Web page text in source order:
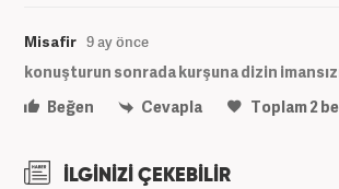
Misafir 9 ay önce
konuşturun sonrada kurşuna dizin
Beğen
Cevapla Toplam2
İLGİNİZİ ÇEKEBİLİR